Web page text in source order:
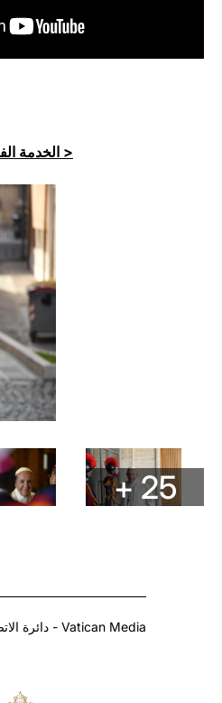
الخدمة الفوتوغرافية للكرسي الرسولي >
+ 25
Copyright © دائرة الاتصالات - Vatican Media